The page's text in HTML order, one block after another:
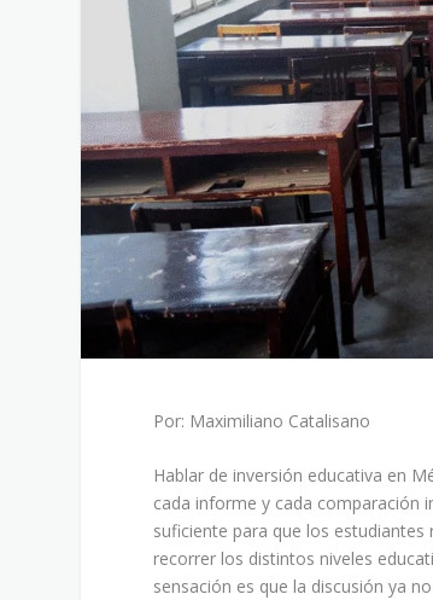
Por: Maximiliano Catalisano
Hablar de inversión educativa en
cada informe y cada comparación
suficiente para que los
recorrer los distintos niveles
sensación es que la discusión ya